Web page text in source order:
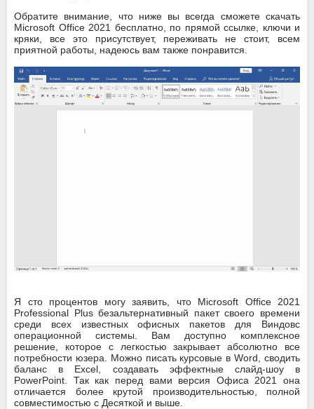
Обратите внимание, что ниже вы всегда сможете скачать
Microsoft Office 2021 бесплатно, по прямой ссылке, ключи и
кряки, все это присутствует, переживать не стоит, всем
приятной работы, надеюсь вам также понравится.
Я сто процентов могу заявить, что Microsoft Office 2021
Professional Plus безальтернативный пакет своего времени
среди всех известных офисных пакетов для Виндовс
операционной системы. Вам доступно комплексное
решение, которое с легкостью закрывает абсолютно все
потребности юзера. Можно писать курсовые в Word, сводить
баланс в Excel, создавать эффектные слайд-шоу в
PowerPoint. Так как перед вами версия Офиса 2021 она
отличается более крутой производительностью, полной
совместимостью с Десяткой и выше.